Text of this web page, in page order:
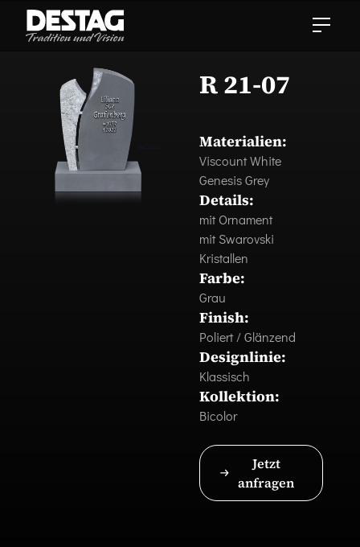
R 21-07
Materialien:
Viscount White
Genesis Grey
Details:
mit Ornament
mit Swarovski
Kristallen
Farbe:
Grau
Finish:
Poliert / Glänzend
Designlinie:
Klassisch
Kollektion:
Bicolor
Jetzt
anfragen